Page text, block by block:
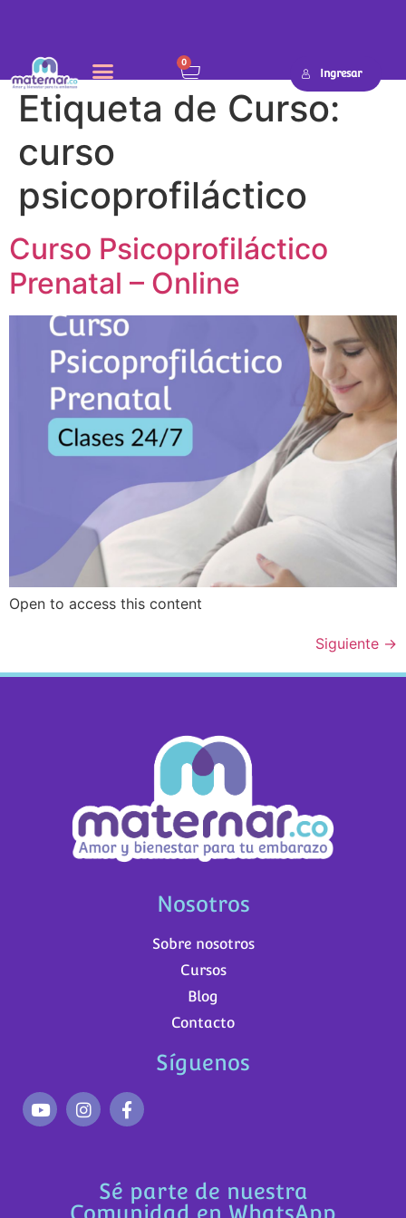
0
Ingresar
Etiqueta de Curso:
curso
psicoprofiláctico
Curso Psicoprofiláctico
Prenatal – Online
Open to access this content
Siguiente →
Nosotros
Sobre nosotros
Cursos
Blog
Contacto
Síguenos
Sé parte de nuestra